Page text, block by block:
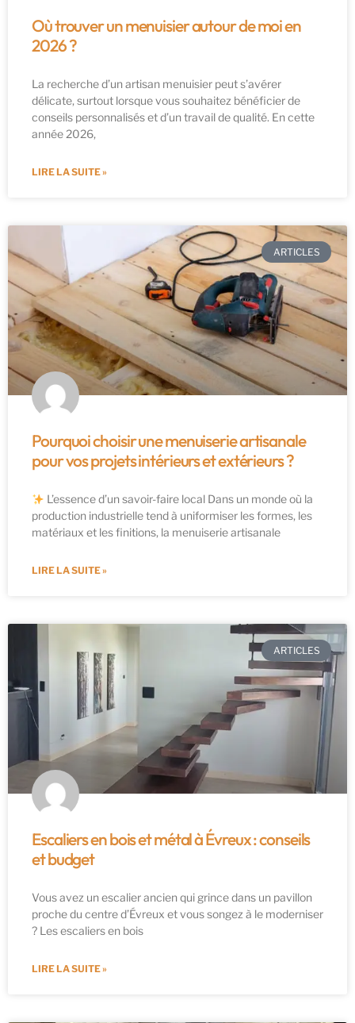
Où trouver un menuisier autour de moi en
2026 ?
La recherche d’un artisan menuisier peut s’avérer
délicate, surtout lorsque vous souhaitez bénéficier de
conseils personnalisés et d’un travail de qualité. En cette
année 2026,
LIRE LA SUITE »
ARTICLES
Pourquoi choisir une menuiserie artisanale
pour vos projets intérieurs et extérieurs ?
L’essence d’un savoir-faire local Dans un monde où la
production industrielle tend à uniformiser les formes, les
matériaux et les finitions, la menuiserie artisanale
LIRE LA SUITE »
ARTICLES
Escaliers en bois et métal à Évreux : conseils
et budget
Vous avez un escalier ancien qui grince dans un pavillon
proche du centre d’Évreux et vous songez à le moderniser
? Les escaliers en bois
LIRE LA SUITE »